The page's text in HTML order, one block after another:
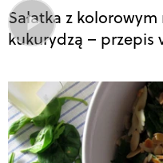
Sałatka z
kukurydzą – przepis